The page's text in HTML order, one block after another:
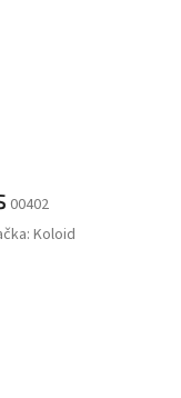
00402
Koloid